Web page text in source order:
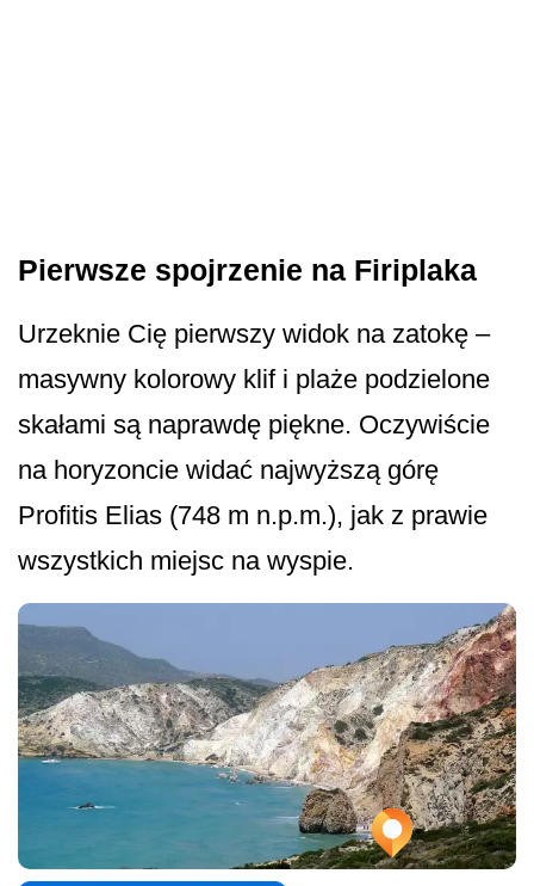
Pierwsze spojrzenie na Firiplaka
Urzeknie Cię pierwszy widok na zatokę –
masywny kolorowy klif i plaże podzielone
skałami są naprawdę piękne. Oczywiście
na horyzoncie widać najwyższą górę
Profitis Elias (748 m n.p.m.), jak z prawie
wszystkich miejsc na wyspie.